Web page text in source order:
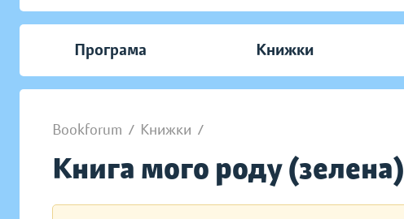
Програма Книжки
Bookforum / Книжки /
Книга мого роду (зелена)